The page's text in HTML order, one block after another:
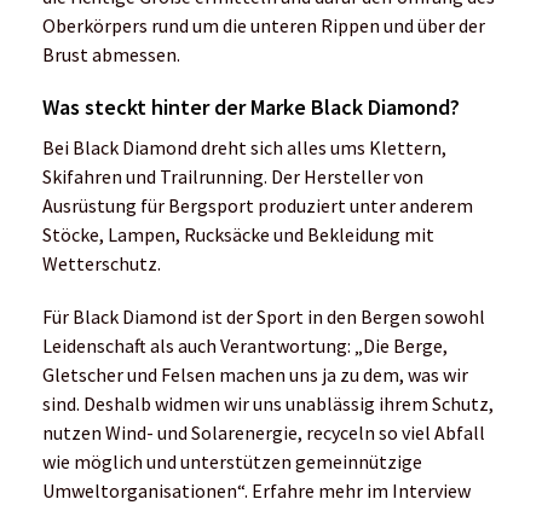
Oberkörpers rund um die unteren Rippen und über der
Brust abmessen.
Was steckt hinter der Marke Black Diamond?
Bei Black Diamond dreht sich alles ums Klettern,
Skifahren und Trailrunning. Der Hersteller von
Ausrüstung für Bergsport produziert unter anderem
Stöcke, Lampen, Rucksäcke und Bekleidung mit
Wetterschutz.
Für Black Diamond ist der Sport in den Bergen sowohl
Leidenschaft als auch Verantwortung: „Die Berge,
Gletscher und Felsen machen uns ja zu dem, was wir
sind. Deshalb widmen wir uns unablässig ihrem Schutz,
nutzen Wind- und Solarenergie, recyceln so viel Abfall
wie möglich und unterstützen gemeinnützige
Umweltorganisationen“. Erfahre mehr im Interview